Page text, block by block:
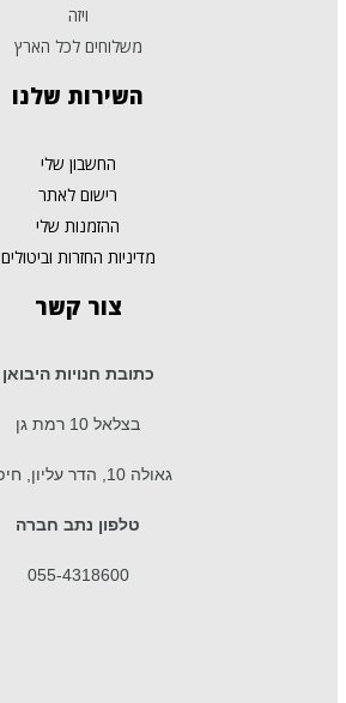
ויזה
משלוחים לכל הארץ
השירות שלנו
החשבון שלי
רישום לאתר
ההזמנות שלי
מדיניות החזרות וביטולים
צור קשר
כתובת חנויות היבואן
בצלאל 10 רמת גן
גאולה 10, הדר עליון, חיפה
טלפון נתב חברה
055-4318600